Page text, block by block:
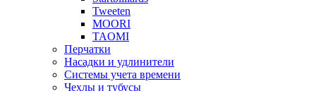
Tweeten
MOORI
TAOMI
Перчатки
Насадки и удлинители
Системы учета времени
Чехлы и тубусы